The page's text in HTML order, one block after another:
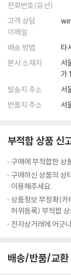
전화번호(유선)
고객 상담
이메일
배송 방법
타
본사 소재지
서
가
발송지 주소
서
반품지 주소
서
부적합 상품 신
구매에 부적합한 상
구매하신 상품의 상
이용해주세요.
상품정보 부정확(
허위등록) 부적합
전자상거래에 어긋
배송/반품/교환